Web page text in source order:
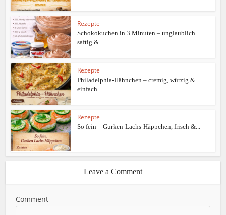
Rezepte
Schokokuchen in 3 Minuten – unglaublich
saftig &...
Rezepte
Philadelphia-Hähnchen – cremig, würzig &
einfach...
Rezepte
So fein – Gurken-Lachs-Häppchen, frisch &...
Leave a Comment
Comment